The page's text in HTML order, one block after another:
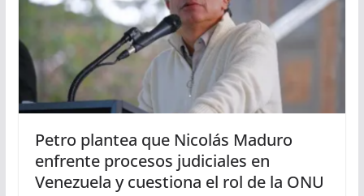
Petro plantea que Nicolás Maduro
enfrente procesos judiciales en
Venezuela y cuestiona el rol de la ONU